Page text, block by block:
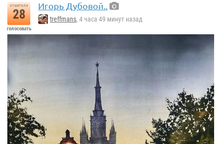
Константин Батин
отметили
28
голосовать
Игорь Дубовой..
treffmans, 4 часа 49 минут назад